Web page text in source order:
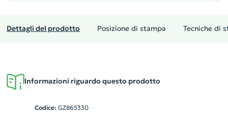
Dettagli del prodotto Posizione di stampa Tecniche di
Informazioni riguardo questo prodotto
Codice: GZ865330